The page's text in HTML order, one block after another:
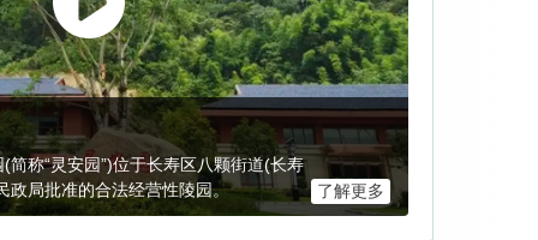
称“灵安园”)位于长寿区八颗街道(长寿
政局批准的合法经营性陵园。
了解更多